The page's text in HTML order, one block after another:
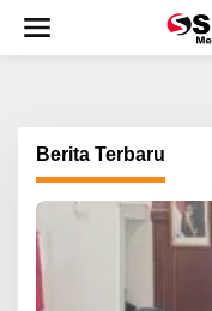
w
Berita Terbaru